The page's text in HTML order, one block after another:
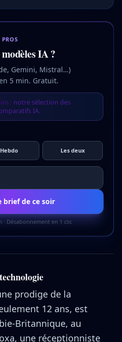
PROS
IA ?
Gemini, Mistral…)
5 min. Gratuit.
: notre sélection des
IA.
Hebdo Les deux
brief de ce soir
· Désabonnement en 1 clic
prodige de la
12 ans, est
Britannique, au
une réceptionniste